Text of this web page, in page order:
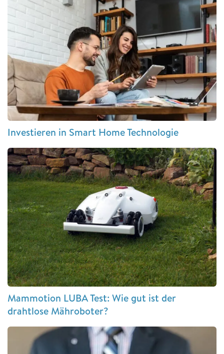
Investieren in Smart Home Technologie
Mammotion LUBA Test: Wie gut ist der
drahtlose Mähroboter?